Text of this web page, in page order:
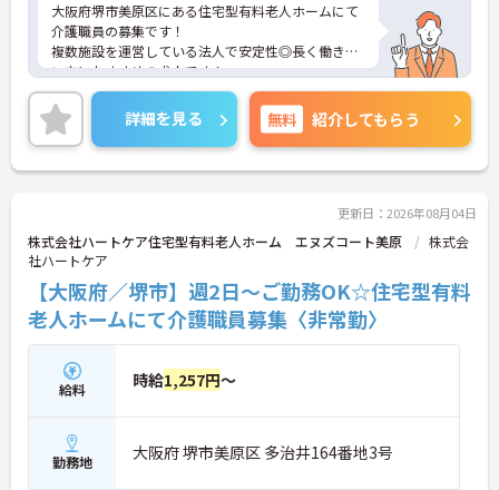
大阪府堺市美原区にある住宅型有料老人ホームにて
介護職員の募集です！
複数施設を運営している法人で安定性◎長く働きた
い方におすすめの求人です！
週1日～勤務OKなので、ご自身のライフスタイルに
合わせて働くことができます◎
ご興味のある方には、面接対策ポイントなど、さら
に詳細をお話しいたしますのでお気軽にご相談くだ
さい！
詳細を見る 無料 紹介してもらう
更新日：2026年08月04日
株式会社ハートケア住宅型有料老人ホーム エヌズコート美原
株式会
社ハートケア
【大阪府／堺市】週2日～ご勤務OK☆住宅型有料
老人ホームにて介護職員募集〈非常勤〉
給料 時給1,257円～
勤務地 大阪府 堺市美原区 多治井164番地3号